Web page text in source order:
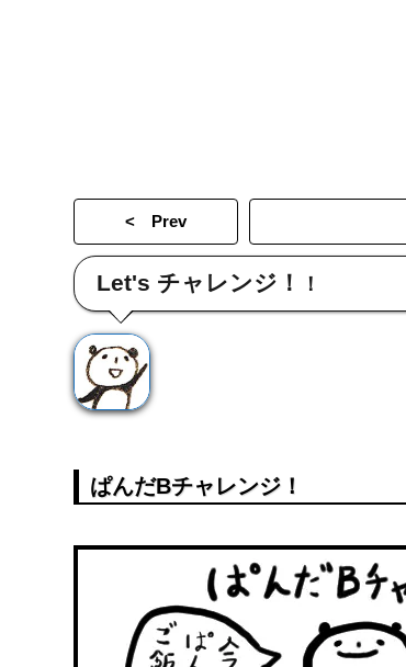
< Prev
Let's チャレンジ！ ！
ぱんだBチャレンジ！